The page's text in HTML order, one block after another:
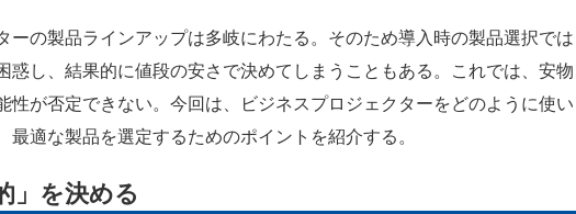
の製品ラインアップは多岐にわたる。そのため導入時の製品選択では
惑し、結果的に値段の安さで決めてしまうこともある。これでは、安物
性が否定できない。今回は、ビジネスプロジェクターをどのように使い
最適な製品を選定するためのポイントを紹介する。
」を決める